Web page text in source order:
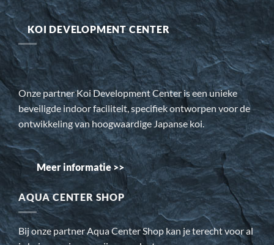
KOI DEVELOPMENT CENTER
Onze partner Koi Development Center is een unieke
beveiligde indoor faciliteit, specifiek ontworpen voor de
ontwikkeling van hoogwaardige Japanse koi.
Meer informatie >>
AQUA CENTER SHOP
Bij onze partner Aqua Center Shop kan je terecht voor al